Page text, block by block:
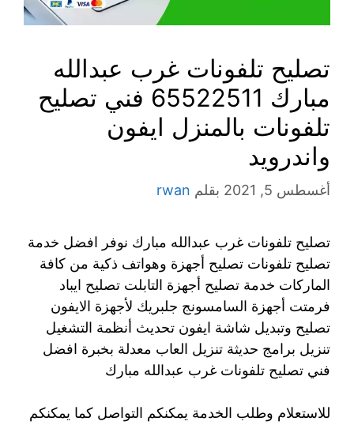
تصليح تلفونات غرب عبدالله
مبارك 65522511 فني تصليح
تلفونات بالمنزل ايفون
واندرويد
أغسطس 5, 2021 بقلم rwan
تصليح تلفونات غرب عبدالله مبارك نوفر افضل خدمة
تصليح تلفونات تصليح أجهزة وهواتف ذكية من كافة
الماركات خدمة تصليح أجهزة التابلت تصليح ايباد
فرمتت أجهزة السامسونج جلبريك لأجهزة الايفون
تصليح وتبديل شاشة ايفون تحديث أنظمة التشغيل
تنزيل برامج حديثة تنزيل العاب معدلة بخبرة افضل
فني تصليح تلفونات غرب عبدالله مبارك
للاستعلام وطلب الخدمة يمكنكم التواصل كما يمكنكم